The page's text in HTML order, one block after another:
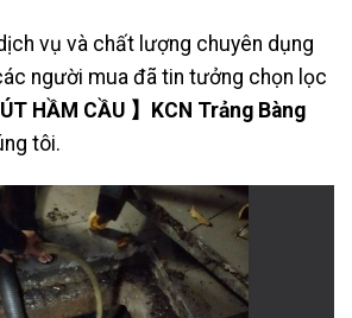
vụ và chất lượng chuyên dụng
người mua đã tin tưởng chọn lọc
HẦM CẦU 】KCN Trảng Bàng
tôi.